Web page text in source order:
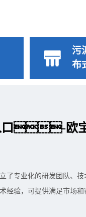
污
布
-欧
了专业化的研发团队、技
经验，可提供满足市场